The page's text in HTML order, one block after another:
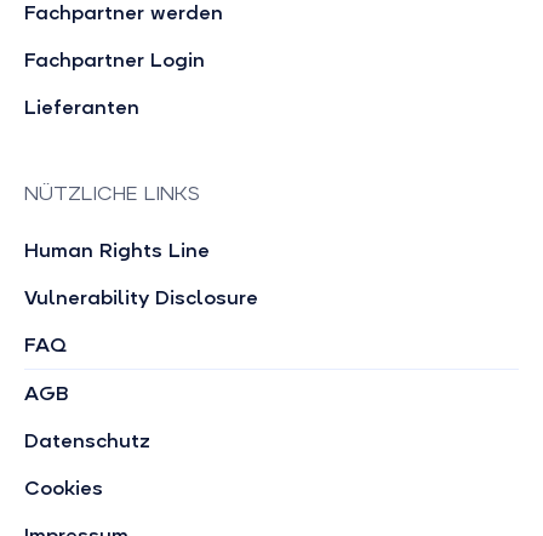
Fachpartner werden
Fachpartner Login
Lieferanten
NÜTZLICHE LINKS
Human Rights Line
Vulnerability Disclosure
FAQ
AGB
Datenschutz
Cookies